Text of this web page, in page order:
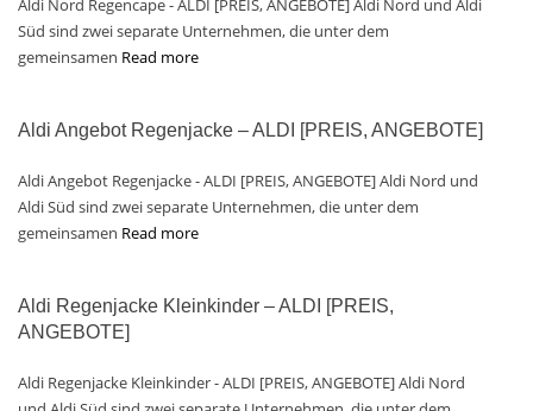
Aldi Nord Regencape - ALDI [PREIS, ANGEBOTE] Aldi Nord und Aldi
Süd sind zwei separate Unternehmen, die unter dem
gemeinsamen Read more
Aldi Angebot Regenjacke – ALDI [PREIS, ANGEBOTE]
Aldi Angebot Regenjacke - ALDI [PREIS, ANGEBOTE] Aldi Nord und
Aldi Süd sind zwei separate Unternehmen, die unter dem
gemeinsamen Read more
Aldi Regenjacke Kleinkinder – ALDI [PREIS,
ANGEBOTE]
Aldi Regenjacke Kleinkinder - ALDI [PREIS, ANGEBOTE] Aldi Nord